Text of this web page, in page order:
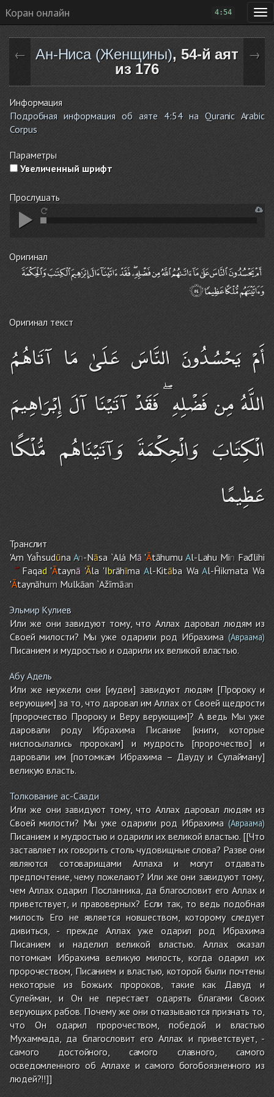
Коран онлайн 4:54
← Ан-Ниса (Женщины), 54-й аят
из 176
→
Информация
Подробная информация об аяте 4:54 на Quranic Arabic
Corpus
Параметры
Увеличенный шрифт
Прослушать
Оригинал
Оригинал текст
أَمْ يَحْسُدُونَ النَّاسَ عَلَىٰ مَا آتَاهُمُ
اللَّهُ مِن فَضْلِهِ ۖ فَقَدْ آتَيْنَا آلَ إِبْرَاهِيمَ
الْكِتَابَ وَالْحِكْمَةَ وَآتَيْنَاهُم مُّلْكًا
عَظِيمًا
Транслит
'AmYaĥsudūnaAn-Nāsa `Alá Mā 'Ātāhumu Al-Lahu MinFađlihi
Faqad'Ātaynā'Āla 'Ibrāhīma Al-Kitāba WaAl-Ĥikmata Wa
'Ātaynāhum Mulkāan `Ažīmāan
Эльмир Кулиев
Или же они завидуют тому, что Аллах даровал людям из
Своей милости? Мы уже одарили род Ибрахима(Авраама)
Писанием и мудростью и одарили их великой властью.
Абу Адель
Или же неужели они [иудеи] завидуют людям [Пророку и
верующим] за то, что даровал им Аллах от Своей щедрости
[пророчество Пророку и Веру верующим]? А ведь Мы уже
даровали роду Ибрахима Писание [книги, которые
ниспосылались пророкам] и мудрость [пророчество] и
даровали им [потомкам Ибрахима – Дауду и Сулайману]
великую власть.
Толкование ас-Саади
Или же они завидуют тому, что Аллах даровал людям из
Своей милости? Мы уже одарили род Ибрахима(Авраама)
Писанием и мудростью и одарили их великой властью. [[Что
заставляет их говорить столь чудовищные слова? Разве они
являются сотоварищами Аллаха и могут отдавать
предпочтение, чему пожелают? Или же они завидуют тому,
чем Аллах одарил Посланника, да благословит его Аллах и
приветствует, и правоверных? Если так, то ведь подобная
милость Его не является новшеством, которому следует
дивиться, - прежде Аллах уже одарил род Ибрахима
Писанием и наделил великой властью. Аллах оказал
потомкам Ибрахима великую милость, когда одарил их
пророчеством, Писанием и властью, которой были почтены
некоторые из Божьих пророков, такие как Давуд и
Сулейман, и Он не перестает одарять благами Своих
верующих рабов. Почему же они отказываются признать то,
что Он одарил пророчеством, победой и властью
Мухаммада, да благословит его Аллах и приветствует, -
самого достойного, самого славного, самого
осведомленного об Аллахе и самого богобоязненного из
людей?!!]]